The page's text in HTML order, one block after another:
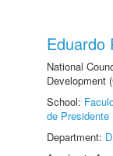
Eduardo
National
Development
School:
de Presidente
Department: